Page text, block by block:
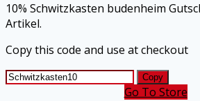
10% Schwitzkasten budenheim
Artikel.
Copy this code and use at checkout
Copy
Go To Store